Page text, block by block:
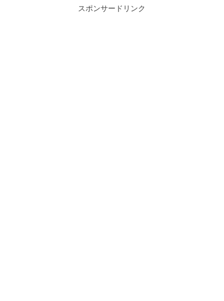
スポンサードリンク